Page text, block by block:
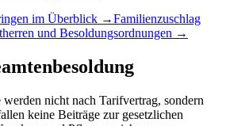
im Überblick →Familienzuschlag
und Besoldungsordnungen →
nicht nach Tarifvertrag, sondern
keine Beiträge zur gesetzlichen